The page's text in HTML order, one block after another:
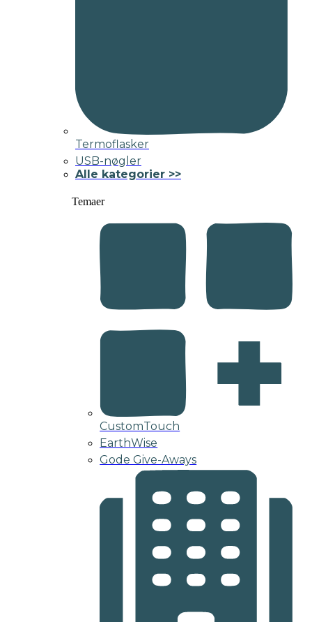
Termoflasker
USB-nøgler
Alle kategorier >>
Temaer
CustomTouch
EarthWise
Gode Give-Aways